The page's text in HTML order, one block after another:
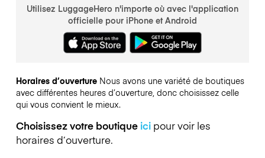
Utilisez LuggageHero n'importe où avec l'application
officielle pour iPhone et Android
Horaires d’ouverture Nous avons une variété de boutiques
avec différentes heures d’ouverture, donc choisissez celle
qui vous convient le mieux.
Choisissez votre boutique icipour voir les
horaires d’ouverture.